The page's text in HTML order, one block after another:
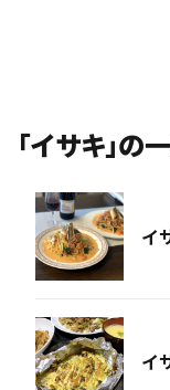
「イサキ」の
イ
イ